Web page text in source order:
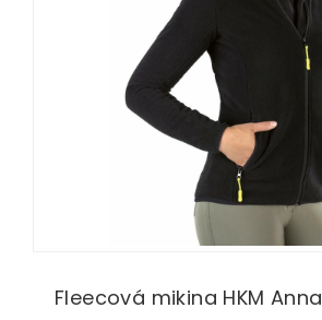
Fleecová mikina HKM Anna